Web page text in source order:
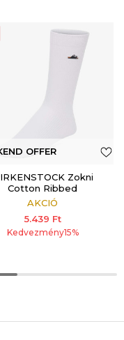
OFFER
Zokni
Cotton Ribbed
AKCIÓ
5.439 Ft
Kedvezmény15%